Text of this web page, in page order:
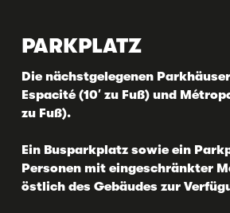
PARKPLATZ
Die nächstgelegenen
Espacité (10′ zu Fuß) und
zu Fuß).
Ein Busparkplatz sowie ein
Personen mit eingeschränkter
östlich des Gebäudes zur